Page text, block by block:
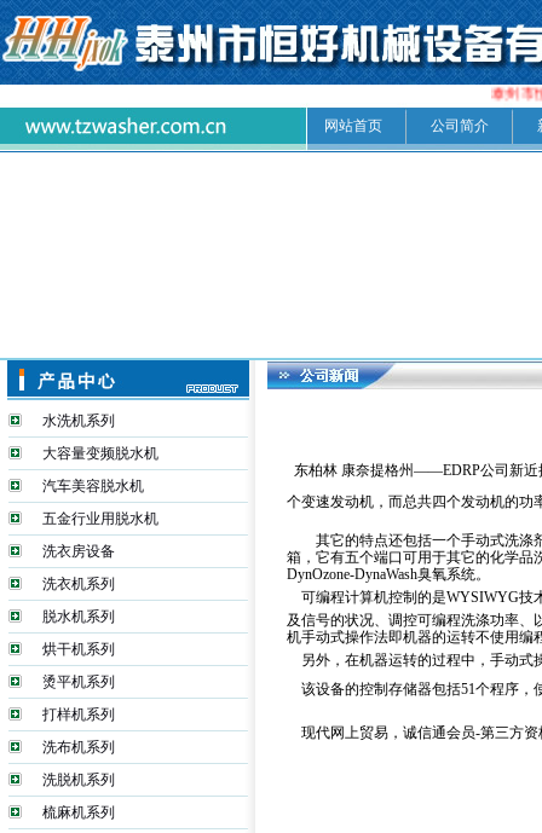
泰州市
网站首页
公司简介
水洗机系列
大容量变频脱水机
汽车美容脱水机
五金行业用脱水机
洗衣房设备
洗衣机系列
脱水机系列
烘干机系列
烫平机系列
打样机系列
洗布机系列
洗脱机系列
梳麻机系列
东柏林 康奈提格州——EDRP公司新近
个变速发动机，而总共四个发动机的功
其它的特点还包括一个手动式洗涤
箱，它有五个端口可用于其它的化学品
DynOzone-DynaWash臭氧系统。
可编程计算机控制的是WYSIWYG技
及信号的状况、调控可编程洗涤功率
机手动式操作法即机器的运转不使用编
另外，在机器运转的过程中，手动
该设备的控制存储器包括51个程序，
现代网上贸易，诚信通会员-第三方